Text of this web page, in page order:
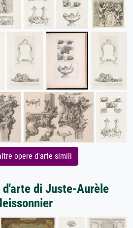
opere d'arte simili
di Juste-Aurèle